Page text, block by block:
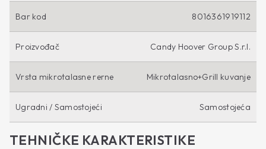
Bar kod 8016361919112
Proizvođač Candy Hoover Group S.r.l.
Vrsta mikrotalasne rerne Mikrotalasno+Grill kuvanje
Ugradni / Samostojeći Samostojeća
TEHNIČKE KARAKTERISTIKE